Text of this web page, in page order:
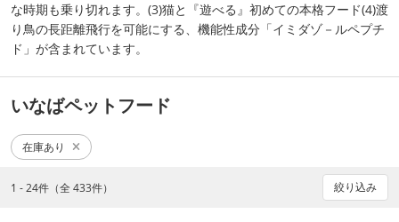
な時期も乗り切れます。(3)猫と『遊べる』初めての本格フード(4)渡
り鳥の長距離飛行を可能にする、機能性成分「イミダゾ－ルペプチ
ド」が含まれています。
いなばペットフード
在庫あり
1 - 24件（全 433件） 絞り込み